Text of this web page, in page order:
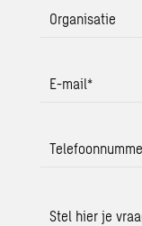
Organisatie
E-mail*
Stel hier je